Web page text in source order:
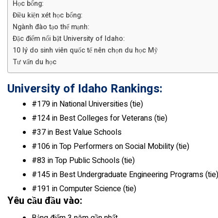
Học bổng:
Điều kiện xét học bổng:
Ngành đào tạo thế mạnh:
Đặc điểm nổi bật University of Idaho:
10 lý do sinh viên quốc tế nên chọn du học Mỹ
Tư vấn du học
University of Idaho Rankings:
#179 in National Universities (tie)
#124 in Best Colleges for Veterans(tie)
#37 in Best Value Schools
#106 in Top Performers on Social Mobility(tie)
#83 in Top Public Schools(tie)
#145 in Best Undergraduate Engineering Programs(tie)
#191 in Computer Science(tie)
Yêu cầu đầu vào: